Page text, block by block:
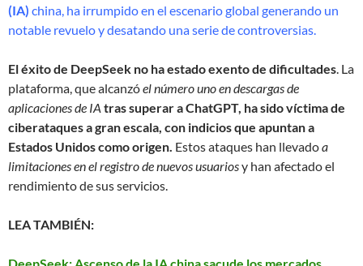
(IA) china, ha irrumpido en el escenario global generando un
notable revuelo y desatando una serie de controversias.
El éxito de DeepSeek no ha estado exento de dificultades . La
plataforma, que alcanzóel número uno en descargas de
aplicaciones de IA tras superar a ChatGPT, ha sido víctima de
ciberataques a gran escala, con indicios que apuntan a
Estados Unidos como origen. Estos ataques han llevadoa
limitaciones en el registro de nuevos usuariosy han afectado el
rendimiento de sus servicios.
LEA TAMBIÉN:
DeepSeek: Ascenso de la IA china sacude los mercados